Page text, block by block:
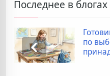
Последнее в блогах
по